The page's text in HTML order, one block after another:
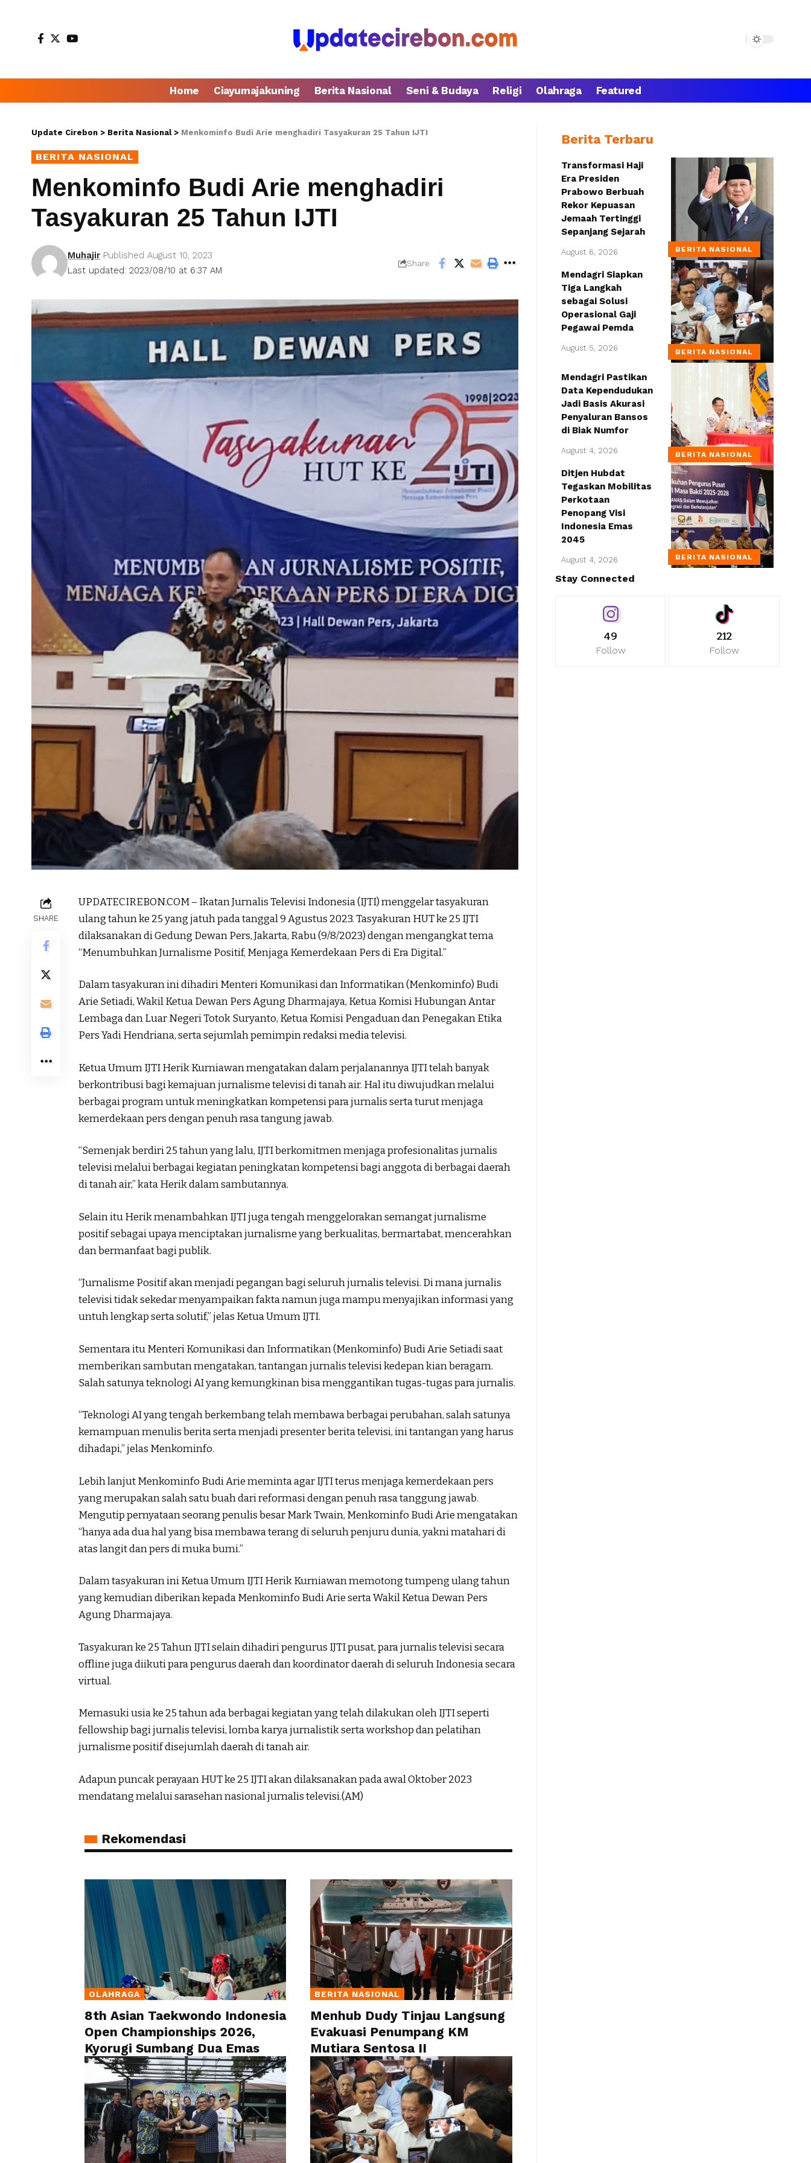
Home Ciayumajakuning Berita Nasional Seni & Budaya Religi Olahraga Featured
Update Cirebon > Berita Nasional> Menkominfo Budi Arie menghadiri Tasyakuran 25 Tahun IJTI
BERITA NASIONAL
Menkominfo Budi Arie menghadiri
Tasyakuran 25 Tahun IJTI
Last updated: 2023/08/10 at 6:37 AM
Muhajir Published August 10, 2023
Share
SHARE
UPDATECIREBON.COM – Ikatan Jurnalis Televisi Indonesia (IJTI) menggelar tasyakuran
ulang tahun ke 25 yang jatuh pada tanggal 9 Agustus 2023. Tasyakuran HUT ke 25 IJTI
dilaksanakan di Gedung Dewan Pers, Jakarta, Rabu (9/8/2023) dengan mengangkat tema
“Menumbuhkan Jurnalisme Positif, Menjaga Kemerdekaan Pers di Era Digital.”
Dalam tasyakuran ini dihadiri Menteri Komunikasi dan Informatikan (Menkominfo) Budi
Arie Setiadi, Wakil Ketua Dewan Pers Agung Dharmajaya, Ketua Komisi Hubungan Antar
Lembaga dan Luar Negeri Totok Suryanto, Ketua Komisi Pengaduan dan Penegakan Etika
Pers Yadi Hendriana, serta sejumlah pemimpin redaksi media televisi.
Ketua Umum IJTI Herik Kurniawan mengatakan dalam perjalanannya IJTI telah banyak
berkontribusi bagi kemajuan jurnalisme televisi di tanah air. Hal itu diwujudkan melalui
berbagai program untuk meningkatkan kompetensi para jurnalis serta turut menjaga
kemerdekaan pers dengan penuh rasa tangung jawab.
“Semenjak berdiri 25 tahun yang lalu, IJTI berkomitmen menjaga profesionalitas jurnalis
televisi melalui berbagai kegiatan peningkatan kompetensi bagi anggota di berbagai daerah
di tanah air,” kata Herik dalam sambutannya.
Selain itu Herik menambahkan IJTI juga tengah menggelorakan semangat jurnalisme
positif sebagai upaya menciptakan jurnalisme yang berkualitas, bermartabat, mencerahkan
dan bermanfaat bagi publik.
“Jurnalisme Positif akan menjadi pegangan bagi seluruh jurnalis televisi. Di mana jurnalis
televisi tidak sekedar menyampaikan fakta namun juga mampu menyajikan informasi yang
untuh lengkap serta solutif,” jelas Ketua Umum IJTI.
Sementara itu Menteri Komunikasi dan Informatikan (Menkominfo) Budi Arie Setiadi saat
memberikan sambutan mengatakan, tantangan jurnalis televisi kedepan kian beragam.
Salah satunya teknologi AI yang kemungkinan bisa menggantikan tugas-tugas para jurnalis.
“Teknologi AI yang tengah berkembang telah membawa berbagai perubahan, salah satunya
kemampuan menulis berita serta menjadi presenter berita televisi, ini tantangan yang harus
dihadapi,” jelas Menkominfo.
Lebih lanjut Menkominfo Budi Arie meminta agar IJTI terus menjaga kemerdekaan pers
yang merupakan salah satu buah dari reformasi dengan penuh rasa tanggung jawab.
Mengutip pernyataan seorang penulis besar Mark Twain, Menkominfo Budi Arie mengatakan
“hanya ada dua hal yang bisa membawa terang di seluruh penjuru dunia, yakni matahari di
atas langit dan pers di muka bumi.”
Dalam tasyakuran ini Ketua Umum IJTI Herik Kurniawan memotong tumpeng ulang tahun
yang kemudian diberikan kepada Menkominfo Budi Arie serta Wakil Ketua Dewan Pers
Agung Dharmajaya.
Tasyakuran ke 25 Tahun IJTI selain dihadiri pengurus IJTI pusat, para jurnalis televisi secara
offline juga diikuti para pengurus daerah dan koordinator daerah di seluruh Indonesia secara
virtual.
Memasuki usia ke 25 tahun ada berbagai kegiatan yang telah dilakukan oleh IJTI seperti
fellowship bagi jurnalis televisi, lomba karya jurnalistik serta workshop dan pelatihan
jurnalisme positif disejumlah daerah di tanah air.
Adapun puncak perayaan HUT ke 25 IJTI akan dilaksanakan pada awal Oktober 2023
mendatang melalui sarasehan nasional jurnalis televisi.(AM)
Rekomendasi
OLAHRAGA
8th Asian Taekwondo Indonesia
Open Championships 2026,
Kyorugi Sumbang Dua Emas
BERITA NASIONAL
Menhub Dudy Tinjau Langsung
Evakuasi Penumpang KM
Mutiara Sentosa II
Berita Terbaru
BERITA NASIONAL
Transformasi Haji
Era Presiden
Prabowo Berbuah
Rekor Kepuasan
Jemaah Tertinggi
Sepanjang Sejarah
August 6, 2026
BERITA NASIONAL
Mendagri Siapkan
Tiga Langkah
sebagai Solusi
Operasional Gaji
Pegawai Pemda
August 5, 2026
BERITA NASIONAL
Mendagri Pastikan
Data Kependudukan
Jadi Basis Akurasi
Penyaluran Bansos
di Biak Numfor
August 4, 2026
BERITA NASIONAL
Ditjen Hubdat
Tegaskan Mobilitas
Perkotaan
Penopang Visi
Indonesia Emas
2045
August 4, 2026
Stay Connected
49
Follow
212
Follow